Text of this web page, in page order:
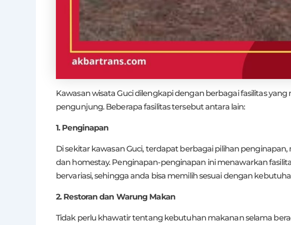
Kawasan wisata Guci dilengkapi dengan berbagai fasilitas
pengunjung. Beberapa fasilitas tersebut antara lain:
1. Penginapan
Di sekitar kawasan Guci, terdapat berbagai pilihan
dan homestay. Penginapan-penginapan ini menawarkan
bervariasi, sehingga anda bisa memilih sesuai dengan
2. Restoran dan Warung Makan
Tidak perlu khawatir tentang kebutuhan makanan selama